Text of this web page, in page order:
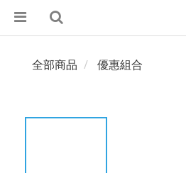
全部商品 優惠組合